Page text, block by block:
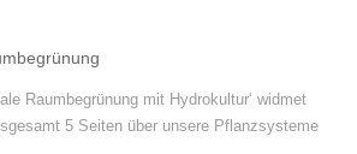
Raumbegrünung mit Hydrokultur‘ widmet
5 Seiten über unsere Pflanzsysteme